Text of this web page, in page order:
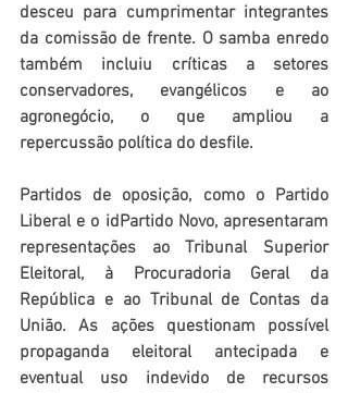
desceu para cumprimentar integrantes
da comissão de frente. O samba enredo
também incluiu críticas a setores
conservadores, evangélicos e ao
agronegócio, o que ampliou a
repercussão política do desfile.
Partidos de oposição, como o Partido
Liberal e o idPartido Novo, apresentaram
representações ao Tribunal Superior
Eleitoral, à Procuradoria Geral da
República e ao Tribunal de Contas da
União. As ações questionam possível
propaganda eleitoral antecipada e
eventual uso indevido de recursos